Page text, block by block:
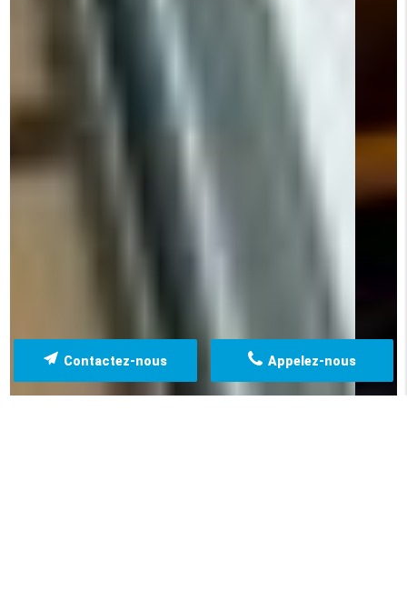
Appelez-nous
Contactez-nous